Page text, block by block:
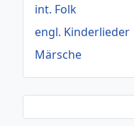
int. Folk
engl. Kinderlieder
Märsche